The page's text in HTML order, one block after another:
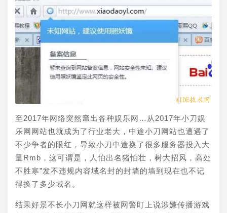
至2017年网络突然窜出各种娱乐网…从2017年小刀娱
乐网网站也就成为了行业老大，中途小刀网站也遭遇了
不少争者的眼红，导致小刀中途换了很多服务器投入大
量Rmb，这可谓是，人怕出名猪怕壮，树大招风，高处
不胜寒”发不违规内容域名封的封墙的墙到现在也不记
得换了多少域名。
结果好景不长小刀网就这样被网警盯上说涉嫌传播游戏